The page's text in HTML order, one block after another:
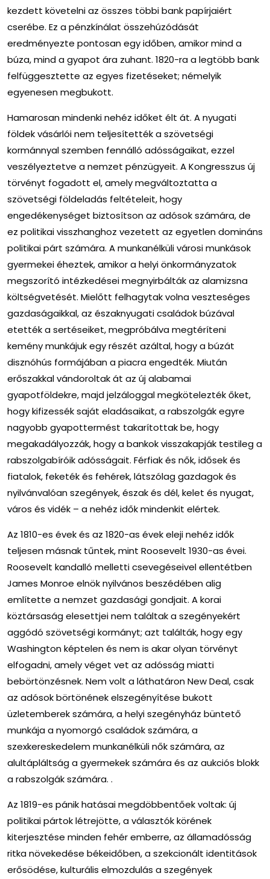
kezdett követelni az összes többi bank papírjaiért
cserébe. Ez a pénzkínálat összehúzódását
eredményezte pontosan egy időben, amikor mind a
búza, mind a gyapot ára zuhant. 1820-ra a legtöbb bank
felfüggesztette az egyes fizetéseket; némelyik
egyenesen megbukott.
Hamarosan mindenki nehéz időket élt át. A nyugati
földek vásárlói nem teljesítették a szövetségi
kormánnyal szemben fennálló adósságaikat, ezzel
veszélyeztetve a nemzet pénzügyeit. A Kongresszus új
törvényt fogadott el, amely megváltoztatta a
szövetségi földeladás feltételeit, hogy
engedékenységet biztosítson az adósok számára, de
ez politikai visszhanghoz vezetett az egyetlen domináns
politikai párt számára. A munkanélküli városi munkások
gyermekei éheztek, amikor a helyi önkormányzatok
megszorító intézkedései megnyirbálták az alamizsna
költségvetését. Mielőtt felhagytak volna veszteséges
gazdaságaikkal, az északnyugati családok búzával
etették a sertéseiket, megpróbálva megtéríteni
kemény munkájuk egy részét azáltal, hogy a búzát
disznóhús formájában a piacra engedték. Miután
erőszakkal vándoroltak át az új alabamai
gyapotföldekre, majd jelzáloggal megkötelezték őket,
hogy kifizessék saját eladásaikat, a rabszolgák egyre
nagyobb gyapottermést takarítottak be, hogy
megakadályozzák, hogy a bankok visszakapják testileg a
rabszolgabíróik adósságait. Férfiak és nők, idősek és
fiatalok, feketék és fehérek, látszólag gazdagok és
nyilvánvalóan szegények, észak és dél, kelet és nyugat,
város és vidék – a nehéz idők mindenkit elértek.
Az 1810-es évek és az 1820-as évek eleji nehéz idők
teljesen másnak tűntek, mint Roosevelt 1930-as évei.
Roosevelt kandalló melletti csevegéseivel ellentétben
James Monroe elnök nyilvános beszédében alig
említette a nemzet gazdasági gondjait. A korai
köztársaság elesettjei nem találtak a szegényekért
aggódó szövetségi kormányt; azt találták, hogy egy
Washington képtelen és nem is akar olyan törvényt
elfogadni, amely véget vet az adósság miatti
bebörtönzésnek. Nem volt a láthatáron New Deal, csak
az adósok börtönének elszegényítése bukott
üzletemberek számára, a helyi szegényház büntető
munkája a nyomorgó családok számára, a
szexkereskedelem munkanélküli nők számára, az
alultápláltság a gyermekek számára és az aukciós blokk
a rabszolgák számára. .
Az 1819-es pánik hatásai megdöbbentőek voltak: új
politikai pártok létrejötte, a választók körének
kiterjesztése minden fehér emberre, az államadósság
ritka növekedése békeidőben, a szekcionált identitások
erősödése, kulturális elmozdulás a szegények